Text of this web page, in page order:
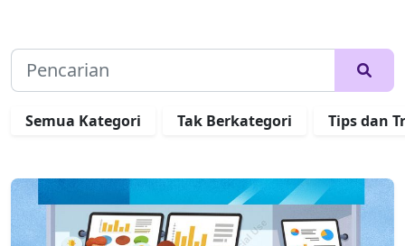
Semua Kategori Tak Berkategori Tips dan